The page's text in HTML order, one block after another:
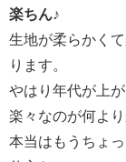
楽ちん♪
生地が柔らかく
ります。
やはり年代が上
楽々なのが何よ
本当はもうちょ